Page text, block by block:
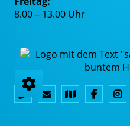
8.00 – 13.00 Uhr